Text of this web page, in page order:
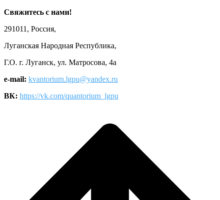
Свяжитесь с нами!
291011, Россия,
Луганская Народная Республика,
Г.О. г. Луганск, ул. Матросова, 4а
e-mail: kvantorium.lgpu@yandex.ru
ВК: https://vk.com/quantorium_lgpu